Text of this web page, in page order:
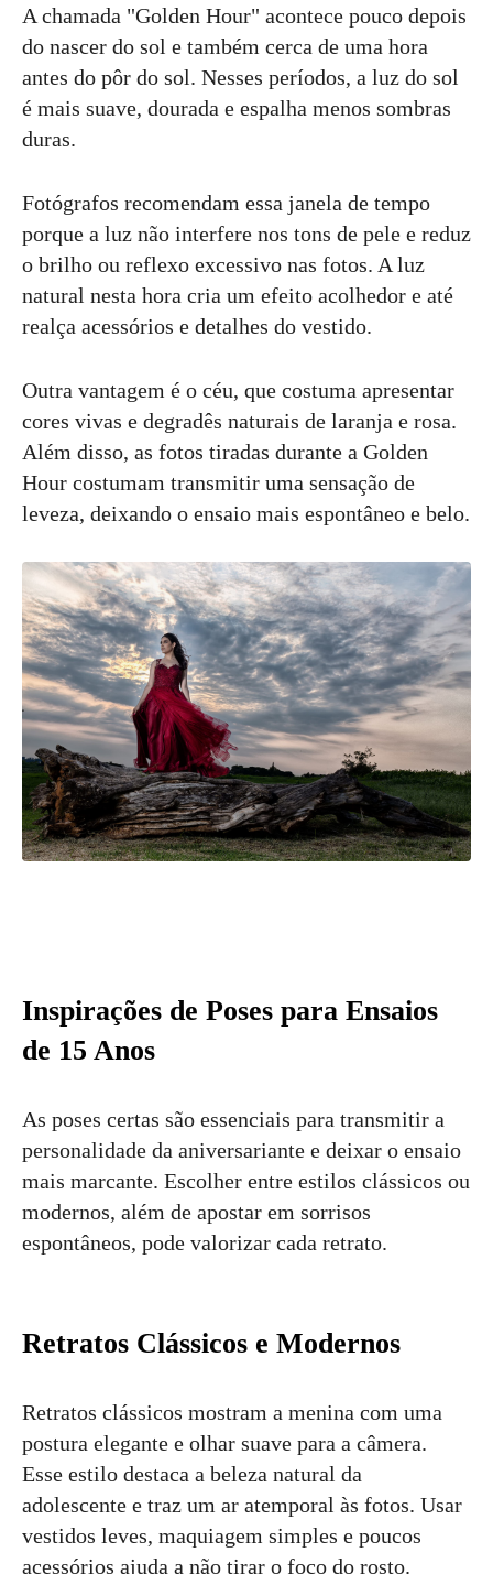
A chamada "Golden Hour" acontece pouco depois
do nascer do sol e também cerca de uma hora
antes do pôr do sol. Nesses períodos, a luz do sol
é mais suave, dourada e espalha menos sombras
duras.
Fotógrafos recomendam essa janela de tempo
porque a luz não interfere nos tons de pele e reduz
o brilho ou reflexo excessivo nas fotos. A luz
natural nesta hora cria um efeito acolhedor e até
realça acessórios e detalhes do vestido.
Outra vantagem é o céu, que costuma apresentar
cores vivas e degradês naturais de laranja e rosa.
Além disso, as fotos tiradas durante a Golden
Hour costumam transmitir uma sensação de
leveza, deixando o ensaio mais espontâneo e belo.
Inspirações de Poses para Ensaios
de 15 Anos
As poses certas são essenciais para transmitir a
personalidade da aniversariante e deixar o ensaio
mais marcante. Escolher entre estilos clássicos ou
modernos, além de apostar em sorrisos
espontâneos, pode valorizar cada retrato.
Retratos Clássicos e Modernos
Retratos clássicos mostram a menina com uma
postura elegante e olhar suave para a câmera.
Esse estilo destaca a beleza natural da
adolescente e traz um ar atemporal às fotos. Usar
vestidos leves, maquiagem simples e poucos
acessórios ajuda a não tirar o foco do rosto.